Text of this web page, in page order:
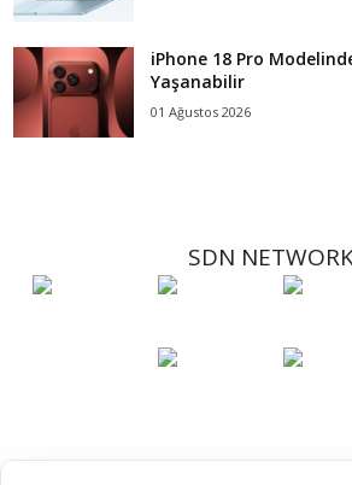
iPhone 18 Pro
Yaşanabilir
01 Ağustos 2026
SDN